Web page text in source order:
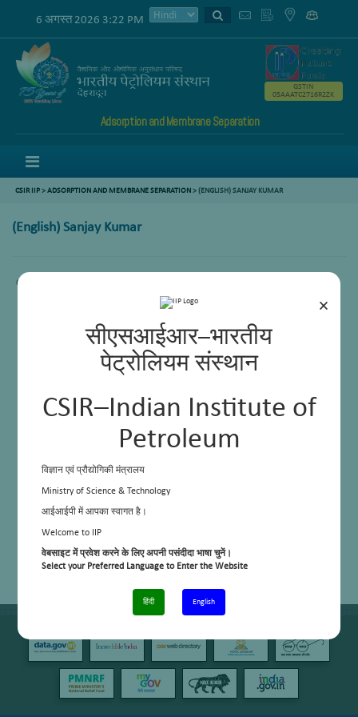
×
सीएसआईआर–भारतीय
पेट्रोलियम संस्थान
CSIR–Indian Institute of
Petroleum
विज्ञान एवं प्रौद्योगिकी मंत्रालय
Ministry of Science & Technology
आईआईपी में आपका स्वागत है।
Welcome to IIP
वेबसाइट में प्रवेश करने के लिए अपनी पसंदीदा भाषा चुनें।
Select your Preferred Language to Enter the Website
हिंदी English
6 अगस्त 2026 3:22 PM
Adsorption and Membrane Separation
GSTIN
05AAATC2716R2ZK
CSIR IIP>ADSORPTION AND MEMBRANE SEPARATION>(ENGLISH) SANJAY KUMAR
(English) Sanjay Kumar
Content not available.